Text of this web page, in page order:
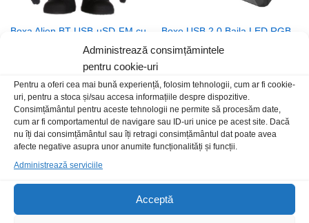
Administrează consimțămintele
pentru cookie-uri
Pentru a oferi cea mai bună experiență, folosim tehnologii, cum ar fi cookie-
uri, pentru a stoca și/sau accesa informațiile despre dispozitive.
Consimțământul pentru aceste tehnologii ne permite să procesăm date,
cum ar fi comportamentul de navigare sau ID-uri unice pe acest site. Dacă
nu îți dai consimțământul sau îți retragi consimțământul dat poate avea
afecte negative asupra unor anumite funcționalități și funcții.
Administrează serviciile
Acceptă
Boxa Alien BT-USB-uSD-FM cu
Boxe USB 2.0 Baila LED RGB
79,00lei/Buc
Stoc epuizat